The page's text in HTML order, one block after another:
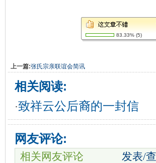
83.33% (5)
上一篇:张氏宗亲联谊会简讯
相关阅读:
·致祥云公后裔的一封信
网友评论:
相关网友评论 发表/